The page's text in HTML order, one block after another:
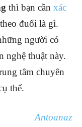
thì bạn cần xác
đuổi là gì.
người có
nghệ thuật này.
tâm chuyên
thể.
Antoanaz